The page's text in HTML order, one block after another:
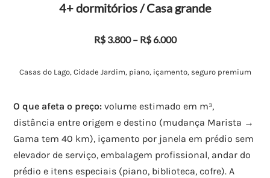
4+ dormitórios / Casa grande
R$ 3.800 – R$ 6.000
Casas do Lago, Cidade Jardim, piano, içamento, seguro premium
O que afeta o preço: volume estimado em m³,
distância entre origem e destino (mudança Marista →
Gama tem 40 km), içamento por janela em prédio sem
elevador de serviço, embalagem profissional, andar do
prédio e itens especiais (piano, biblioteca, cofre). A